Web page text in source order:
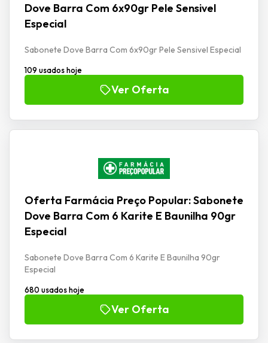
Dove Barra Com 6x90gr Pele Sensivel
Especial
Sabonete Dove Barra Com 6x90gr Pele Sensivel Especial
109 usados hoje
Ver Oferta
Oferta Farmácia Preço Popular: Sabonete
Dove Barra Com 6 Karite E Baunilha 90gr
Especial
Sabonete Dove Barra Com 6 Karite E Baunilha 90gr
Especial
680 usados hoje
Ver Oferta